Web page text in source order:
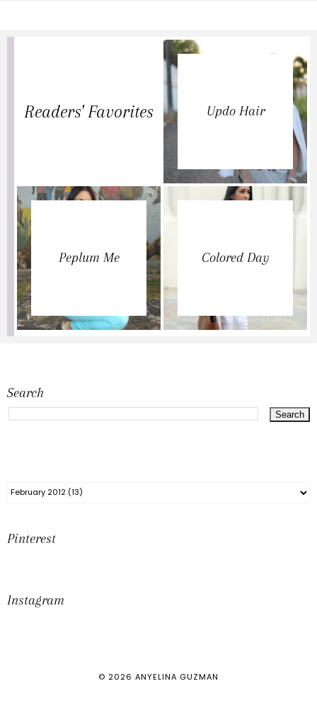
Readers' Favorites Updo Hair
Peplum Me Colored Day
Search
Pinterest
Instagram
© 2026 ANYELINA GUZMAN